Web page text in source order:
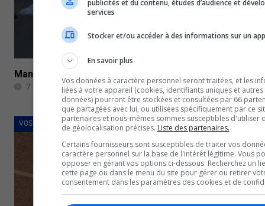
Manifestation à Ottawa : 7 arrestations et 100
7 février 2022
VOS NOUVELLES
publicités et du contenu, études d’audience et
services
Stocker et/ou accéder à des informations sur un
En savoir plus
Vos données à caractère personnel seront traitées, et les
liées à votre appareil (cookies, identifiants uniques et
données) pourront être stockées et consultées par 66
que partagées avec lui, ou utilisées spécifiquement par ce
partenaires et nous-mêmes sommes susceptibles d'utiliser
de géolocalisation précises. Liste des partenaires.
Certains fournisseurs sont susceptibles de traiter vos
caractère personnel sur la base de l'intérêt légitime. Vous
opposer en gérant vos options ci-dessous. Recherchez un
cette page ou dans le menu du site pour gérer ou retirer
consentement dans les paramètres des cookies et de